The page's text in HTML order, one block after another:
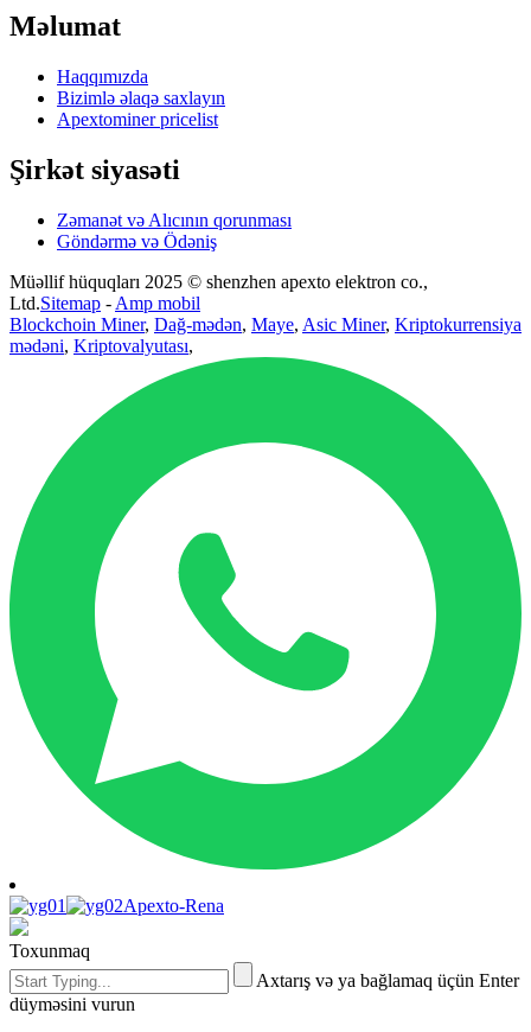
Məlumat
Haqqımızda
Bizimlə əlaqə saxlayın
Apextominer pricelist
Şirkət siyasəti
Zəmanət və Alıcının qorunması
Göndərmə və Ödəniş
Müəllif hüquqları 2025 © shenzhen apexto elektron co.,
Ltd.Sitemap - Amp mobil
Blockchoin Miner, Dağ-mədən, Maye, Asic Miner, Kriptokurrensiya
mədəni, Kriptovalyutası,
Apexto-Rena
Toxunmaq
Axtarış və ya bağlamaq üçün Enter
düyməsini vurun